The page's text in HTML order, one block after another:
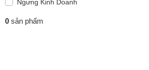
Ngưng Kinh Doanh
0 sản phẩm